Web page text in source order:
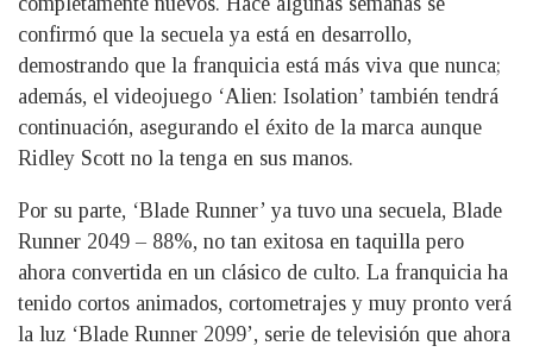
confirmó que la secuela ya está en desarrollo,
demostrando que la franquicia está más viva que nunca;
además, el videojuego ‘Alien: Isolation’ también tendrá
continuación, asegurando el éxito de la marca aunque
Ridley Scott no la tenga en sus manos.
Por su parte, ‘Blade Runner’ ya tuvo una secuela, Blade
Runner 2049 – 88%, no tan exitosa en taquilla pero
ahora convertida en un clásico de culto. La franquicia ha
tenido cortos animados, cortometrajes y muy pronto verá
la luz ‘Blade Runner 2099’, serie de televisión que ahora